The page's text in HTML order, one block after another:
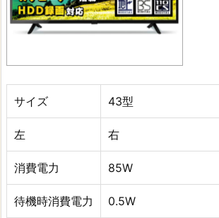
サイズ 43型
左 右
消費電力 85W
待機時消費電力 0.5W